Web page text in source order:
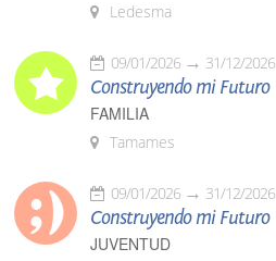
Ledesma
09/01/2026 31/12/2026
Construyendo mi Futuro
FAMILIA
Tamames
09/01/2026 31/12/2026
Construyendo mi Futuro
JUVENTUD